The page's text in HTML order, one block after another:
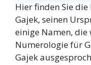
Hier finden Sie
Gajek, seinen
einige Namen, die
Numerologie für
Gajek